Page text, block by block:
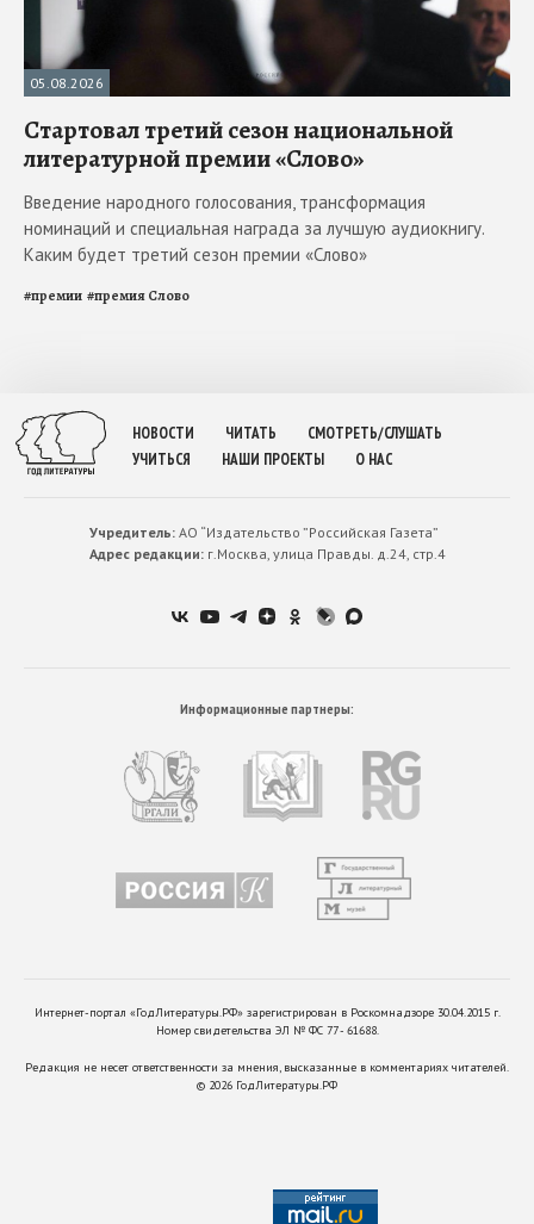
05.08.2026
Стартовал третий сезон национальной
литературной премии «Слово»
Введение народного голосования, трансформация
номинаций и специальная награда за лучшую аудиокнигу.
Каким будет третий сезон премии «Слово»
#премии #премия Слово
НОВОСТИ ЧИТАТЬ
СМОТРЕТЬ/СЛУШАТЬ
УЧИТЬСЯ
НАШИ ПРОЕКТЫ О НАС
Учредитель:АО “Издательство ”Российская Газета”
Адрес редакции:г.Москва, улица Правды. д.24, стр.4
Информационные партнеры:
Интернет-портал «ГодЛитературы.РФ» зарегистрирован в Роскомнадзоре 30.04.2015 г.
Номер свидетельства ЭЛ № ФС 77 - 61688.
Редакция не несет ответственности за мнения, высказанные в комментариях читателей.
© 2026 ГодЛитературы.РФ